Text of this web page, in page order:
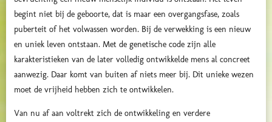
begint niet bij de geboorte, dat is maar een overgangsfase, zoals
puberteit of het volwassen worden. Bij de verwekking is een nieuw
en uniek leven ontstaan. Met de genetische code zijn alle
karakteristieken van de later volledig ontwikkelde mens al concreet
aanwezig. Daar komt van buiten af niets meer bij. Dit unieke wezen
moet de vrijheid hebben zich te ontwikkelen.
Van nu af aan voltrekt zich de ontwikkeling en verdere